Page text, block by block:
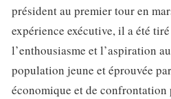
président au premier tour en
expérience exécutive, il a été
l’enthousiasme et l’aspiration
population jeune et éprouvée
économique et de